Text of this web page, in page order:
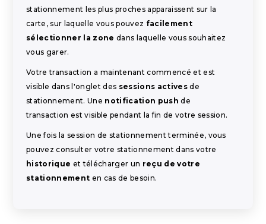
stationnement les plus proches apparaissent sur la
carte, sur laquelle vous pouvez facilement
sélectionner la zone dans laquelle vous souhaitez
vous garer.
Votre transaction a maintenant commencé et est
visible dans l'onglet des sessions activesde
stationnement. Une notification push de
transaction est visible pendant la fin de votre session.
Une fois la session de stationnement terminée, vous
pouvez consulter votre stationnement dans votre
historique et télécharger un reçu de votre
stationnement en cas de besoin.